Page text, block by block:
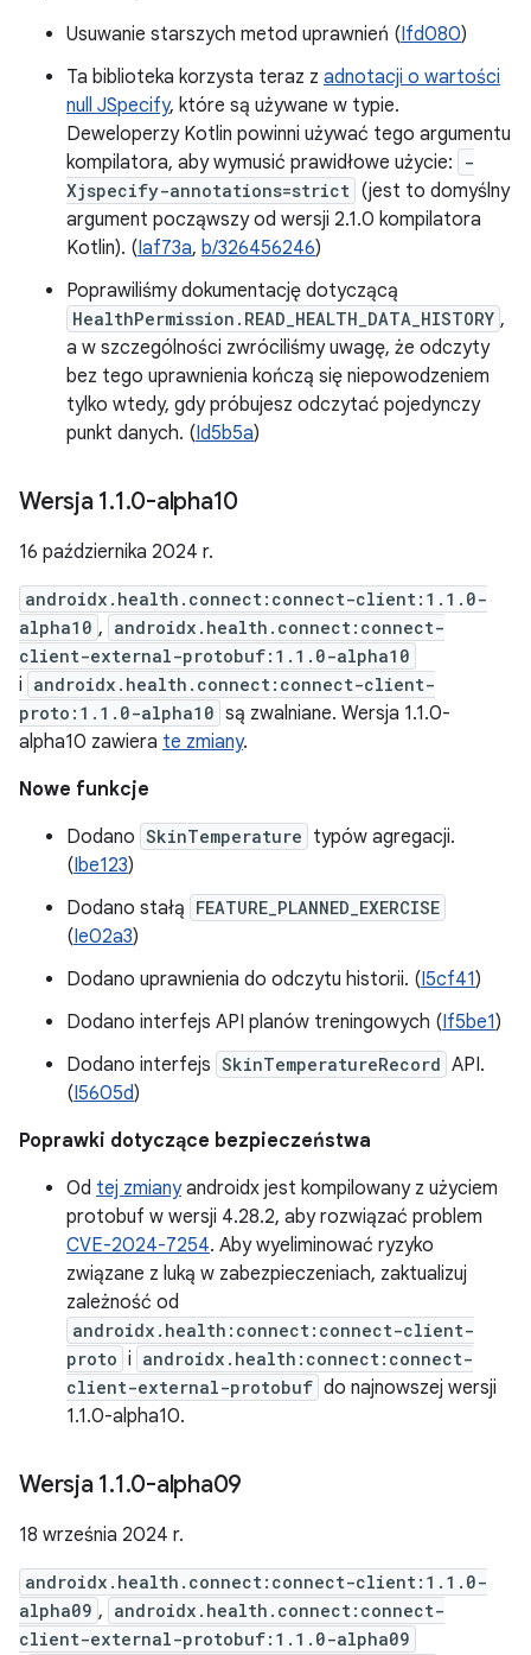
Usuwanie starszych metod uprawnień (Ifd080)
Ta biblioteka korzysta teraz z adnotacji o wartości
null JSpecify, które są używane w typie.
Deweloperzy Kotlin powinni używać tego argumentu
kompilatora, aby wymusić prawidłowe użycie:
-
Xjspecify-annotations=strict (jest to domyślny
argument począwszy od wersji 2.1.0 kompilatora
Kotlin). (Iaf73a, b/326456246)
Poprawiliśmy dokumentację dotyczącą
HealthPermission.READ_HEALTH_DATA_HISTORY ,
a w szczególności zwróciliśmy uwagę, że odczyty
bez tego uprawnienia kończą się niepowodzeniem
tylko wtedy, gdy próbujesz odczytać pojedynczy
punkt danych. (Id5b5a)
Wersja 1.1.0-alpha10
16 października 2024 r.
androidx.health.connect:connect-client:1.1.0-
alpha10 , androidx.health.connect:connect-
client-external-protobuf:1.1.0-alpha10
i androidx.health.connect:connect-client-
proto:1.1.0-alpha10 są zwalniane. Wersja 1.1.0-
alpha10 zawiera te zmiany.
Nowe funkcje
Dodano SkinTemperature typów agregacji.
(Ibe123)
Dodano stałą FEATURE_PLANNED_EXERCISE
(Ie02a3)
Dodano uprawnienia do odczytu historii. (I5cf41)
Dodano interfejs API planów treningowych (If5be1)
Dodano interfejs SkinTemperatureRecord API.
(I5605d)
Poprawki dotyczące bezpieczeństwa
Od tej zmianyandroidx jest kompilowany z użyciem
protobuf w wersji 4.28.2, aby rozwiązać problem
CVE-2024-7254. Aby wyeliminować ryzyko
związane z luką w zabezpieczeniach, zaktualizuj
zależność od
androidx.health:connect:connect-client-
proto i androidx.health:connect:connect-
client-external-protobuf do najnowszej wersji
1.1.0-alpha10.
Wersja 1.1.0-alpha09
18 września 2024 r.
androidx.health.connect:connect-client:1.1.0-
alpha09 , androidx.health.connect:connect-
client-external-protobuf:1.1.0-alpha09